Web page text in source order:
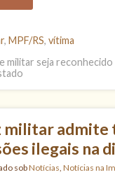
, MPF/RS, vítima
militar seja reconhecido
militar admite
ilegais na
sobNotícias, Notícias na